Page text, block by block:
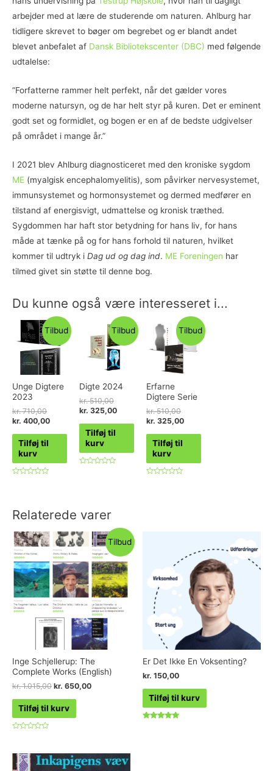
arbejder med at lære de studerende om naturen. Ahlburg har
tidligere skrevet to bøger om begrebet og er blandt andet
blevet anbefalet af Dansk Bibliotekscenter (DBC) med følgende
udtalelse:
”Forfatterne rammer helt perfekt, når det gælder vores
moderne natursyn, og de har helt styr på kuren. Det er eminent
godt set og formidlet, og bogen er en af de bedste udgivelser
på området i mange år.”
I 2021 blev Ahlburg diagnosticeret med den kroniske sygdom
ME (myalgisk encephalomyelitis), som påvirker nervesystemet,
immunsystemet og hormonsystemet og dermed medfører en
tilstand af energisvigt, udmattelse og kronisk træthed.
Sygdommen har haft stor betydning for hans liv, for hans
måde at tænke på og for hans forhold til naturen, hvilket
kommer til udtryk i Dag ud og dag ind. ME Foreningen har
tilmed givet sin støtte til denne bog.
Du kunne også være interesseret i...
Tilbud
Unge Digtere
2023
kr.710,00
kr. 400,00
Tilføj til
kurv
Tilbud
Digte 2024
kr.510,00
kr. 325,00
Tilføj til
kurv
Tilbud
Erfarne
Digtere Serie
kr.510,00
kr. 325,00
Tilføj til
kurv
Relaterede varer
Tilbud
Inge Schjellerup: The
Complete Works (English)
kr.1.015,00 kr. 650,00
Tilføj til kurv
af
Er Det Ikke En Voksenting?
kr. 150,00
Tilføj til kurv